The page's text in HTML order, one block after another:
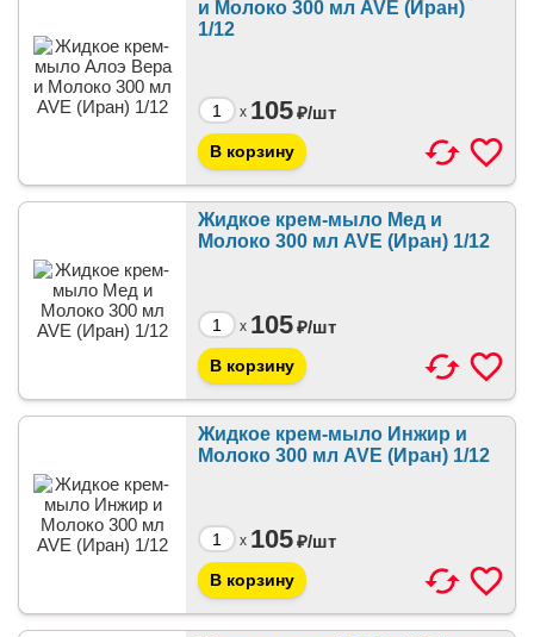
и Молоко 300 мл AVE (Иран)
1/12
x 105₽/шт
Жидкое крем-мыло Мед и
Молоко 300 мл AVE (Иран) 1/12
x 105₽/шт
Жидкое крем-мыло Инжир и
Молоко 300 мл AVE (Иран) 1/12
x 105₽/шт